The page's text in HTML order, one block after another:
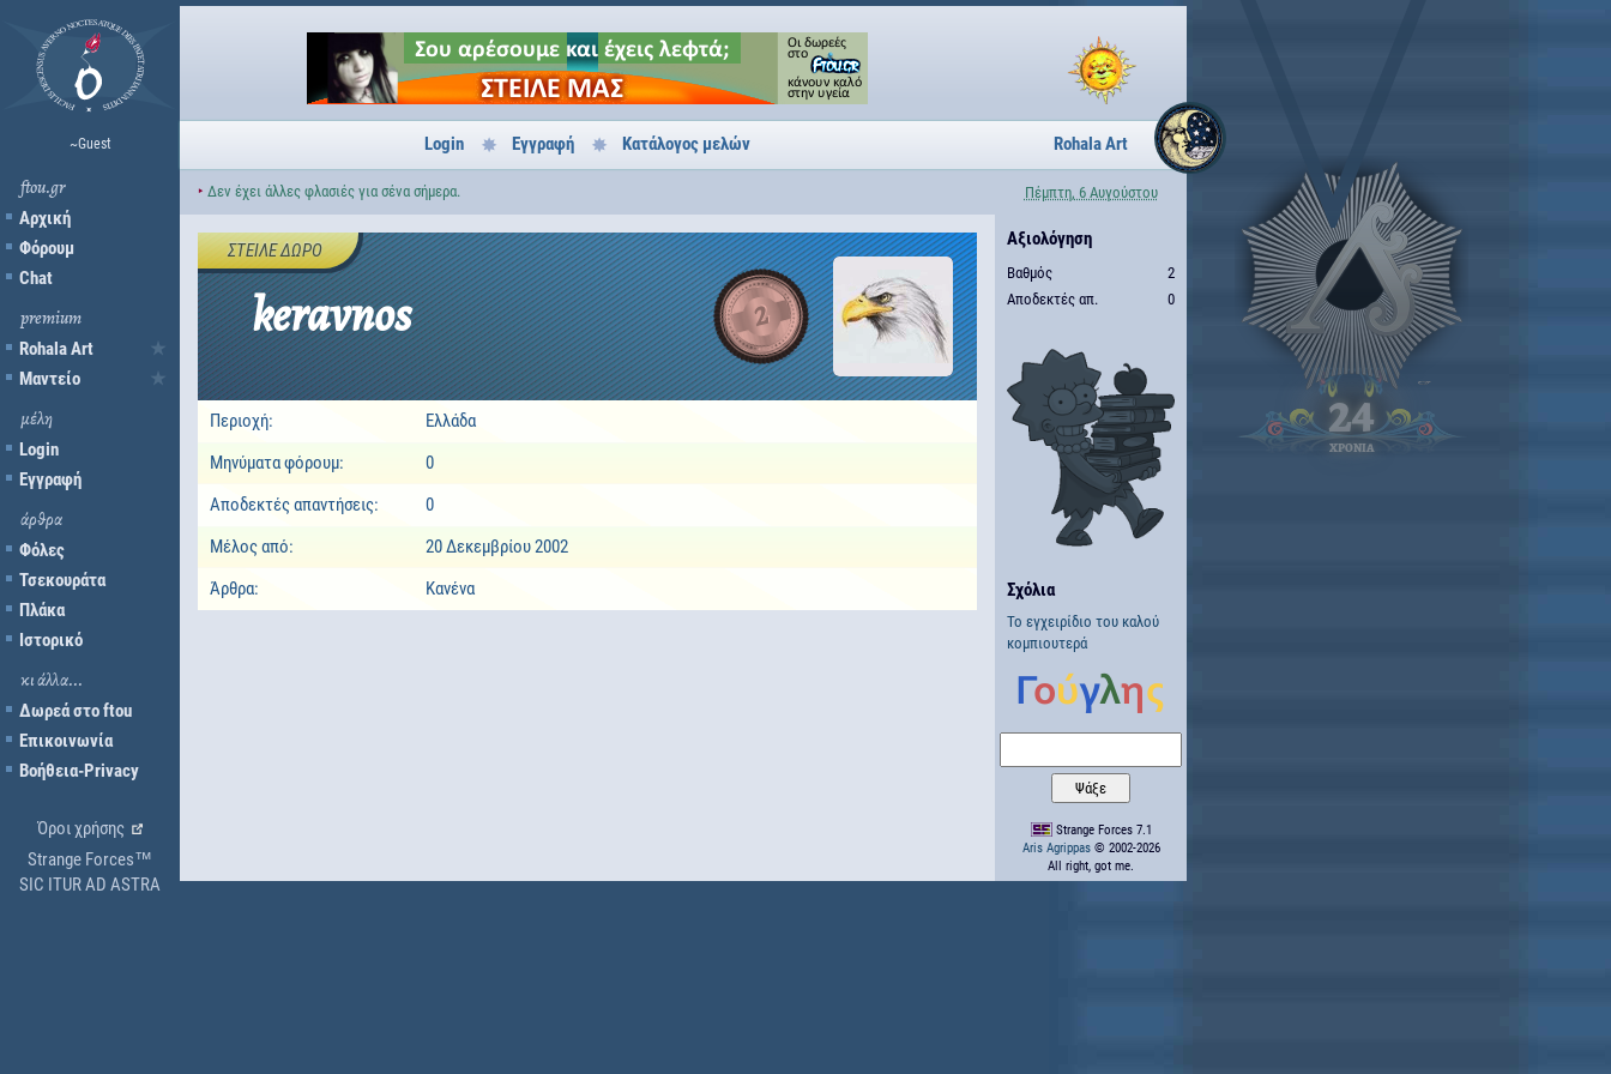
~Guest
ftou.gr
Αρχική
Φόρουμ
Chat
premium
Rohala Art
Μαντείο
μέλη
Login
Εγγραφή
άρθρα
Φόλες
Τσεκουράτα
Πλάκα
Ιστορικό
κι άλλα...
Δωρεά στο ftou
Επικοινωνία
Βοήθεια-Privacy
Όροι χρήσης
Strange Forces™
SIC ITUR AD ASTRA
Login Εγγραφή Κατάλογος μελών Rohala Art
‣ Δεν έχει άλλες φλασιές για σένα σήμερα. Πέμπτη, 6 Αυγούστου
keravnos 2
ΣΤΕΊΛΕ ΔΏΡΟ
Περιοχή:
Ελλάδα
Μηνύματα φόρουμ:
0
Αποδεκτές απαντήσεις:
0
Μέλος από:
20 Δεκεμβρίου 2002
Άρθρα:
Κανένα
Αξιολόγηση
Βαθμός
2
Αποδεκτές απ.
0
Σχόλια
Το εγχειρίδιο του καλού
κομπιουτερά
Strange Forces 7.1
Aris Agrippas© 2002-2026
All right, got me.
24
ΧΡΟΝΙΑ